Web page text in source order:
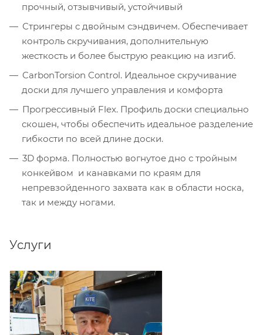
прочный, отзывчивый, устойчивый
Стрингеры с двойным сэндвичем. Обеспечивает
контроль скручивания, дополнительную
жесткость и более быструю реакцию на изгиб.
CarbonTorsion Control. Идеальное скручивание
доски для лучшего управления и комфорта
Прогрессивный Flex. Профиль доски специально
скошен, чтобы обеспечить идеальное разделение
гибкости по всей длине доски.
3D форма. Полностью вогнутое дно с тройным
конкейвом и канавками по краям для
непревзойденного захвата как в области носка,
так и между ногами.
Услуги